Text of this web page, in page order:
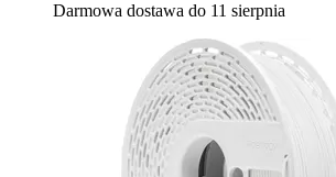
Darmowa dostawa do 11 sierpnia